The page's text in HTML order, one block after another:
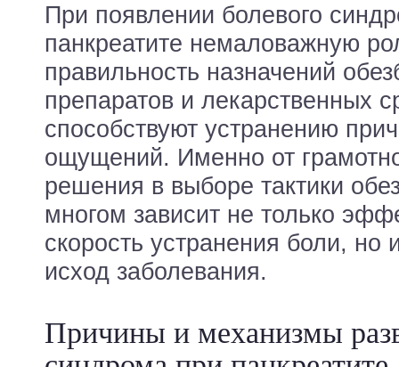
При появлении болевого
панкреатите немаловажную
правильность назначений
препаратов и лекарственных
способствуют устранению
ощущений. Именно от
решения в выборе тактики
многом зависит не только
скорость устранения боли, но
исход заболевания.
Причины и механизмы